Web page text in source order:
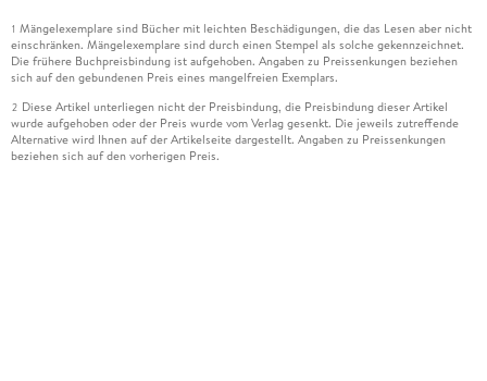
1 Mängelexemplare sind Bücher mit leichten Beschädigungen, die das Lesen aber nicht
einschränken. Mängelexemplare sind durch einen Stempel als solche gekennzeichnet.
Die frühere Buchpreisbindung ist aufgehoben. Angaben zu Preissenkungen beziehen
sich auf den gebundenen Preis eines mangelfreien Exemplars.
2 Diese Artikel unterliegen nicht der Preisbindung, die Preisbindung dieser Artikel
wurde aufgehoben oder der Preis wurde vom Verlag gesenkt. Die jeweils zutreffende
Alternative wird Ihnen auf der Artikelseite dargestellt. Angaben zu Preissenkungen
beziehen sich auf den vorherigen Preis.